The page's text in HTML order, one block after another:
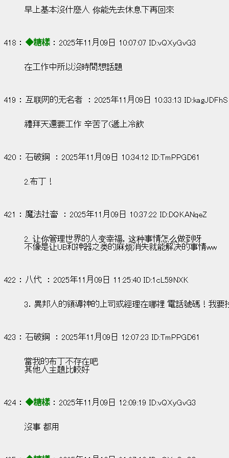
早上基本沒什麼人 你能先去休息下再回來
418 ： ◆糖樣 ： 2025年11月09日 10:07:07 ID:vQXyGvG3
在工作中所以沒時間想話題
419 ： 互联网的无名者  ： 2025年11月09日 10:33:13 ID:kagJDFhS
禮拜天還要工作 辛苦了(遞上冷飲
420 ： 石破鋼  ： 2025年11月09日 10:34:12 ID:TmPPGD61
2.布丁！
421 ： 魔法社畜  ： 2025年11月09日 10:37:22 ID:DQKANqeZ
2. 让你管理世界的人变幸福，这种事情怎么做到呀
不像是让UB和神器之类的麻烦消失就能解决的事情ww
422 ： 八代  ： 2025年11月09日 11:25:40 ID:1cL59NXK
3．異邦人的領導神的上司或經理在哪裡 電話號碼！我要
423 ： 石破鋼  ： 2025年11月09日 12:07:23 ID:TmPPGD61
當我的布丁不存在吧
其他人主題比較好
424 ： ◆糖樣 ： 2025年11月09日 12:09:19 ID:vQXyGvG3
沒事 都用